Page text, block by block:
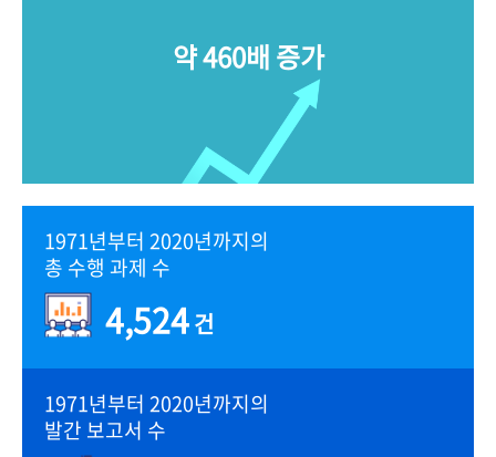
약 460배 증가
1971년부터 2020년까지의
총 수행 과제 수
4,524건
1971년부터 2020년까지의
발간 보고서 수